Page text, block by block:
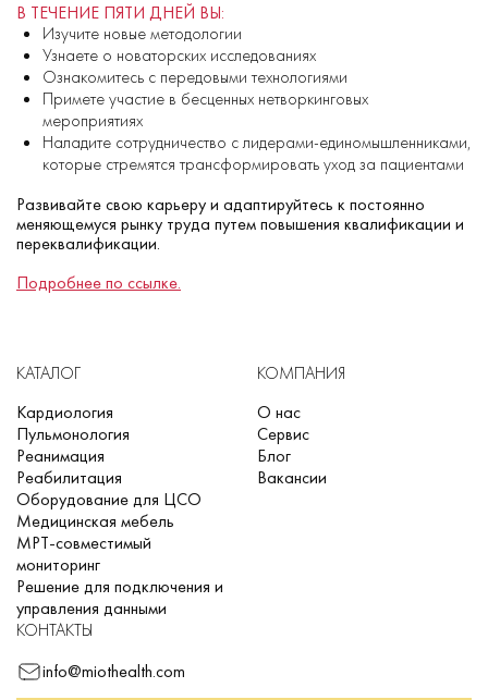
В ТЕЧЕНИЕ ПЯТИ ДНЕЙ ВЫ:
Изучите новые методологии
Узнаете о новаторских исследованиях
Ознакомитесь с передовыми технологиями
Примете участие в бесценных нетворкинговых
мероприятиях
Наладите сотрудничество с лидерами-единомышленниками,
которые стремятся трансформировать уход за пациентами
Развивайте свою карьеру и адаптируйтесь к постоянно
меняющемуся рынку труда путем повышения квалификации и
переквалификации.
Подробнее по ссылке.
КАТАЛОГ
Кардиология
Пульмонология
Реанимация
Реабилитация
Оборудование для ЦСО
Медицинская мебель
МРТ-совместимый
мониторинг
Решение для подключения и
управления данными
КОМПАНИЯ
О нас
Сервис
Блог
Вакансии
КОНТАКТЫ
info@miothealth.com